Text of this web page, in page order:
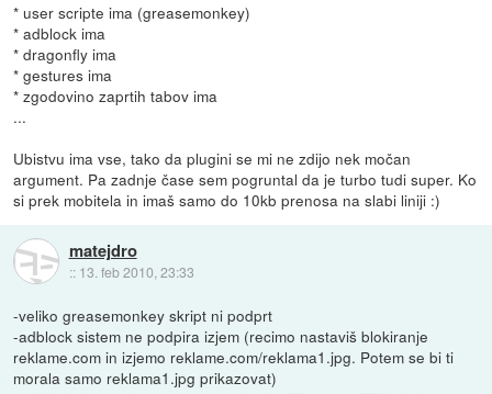
* user scripte ima (greasemonkey)
* adblock ima
* dragonfly ima
* gestures ima
* zgodovino zaprtih tabov ima
...
Ubistvu ima vse, tako da plugini se mi ne zdijo nek močan
argument. Pa zadnje čase sem pogruntal da je turbo tudi super. Ko
si prek mobitela in imaš samo do 10kb prenosa na slabi liniji :)
matejdro
:: 13. feb 2010, 23:33
-veliko greasemonkey skript ni podprt
-adblock sistem ne podpira izjem (recimo nastaviš blokiranje
reklame.com in izjemo reklame.com/reklama1.jpg. Potem se bi ti
morala samo reklama1.jpg prikazovat)